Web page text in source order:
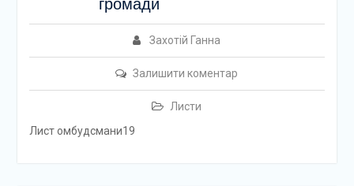
громади
Захотій Ганна
Залишити коментар
Листи
Лист омбудсмани19